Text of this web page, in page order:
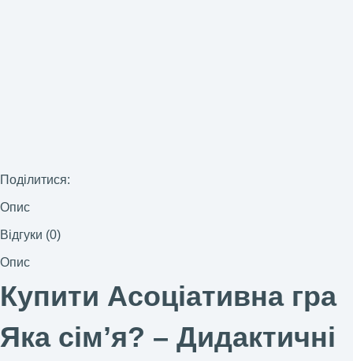
Поділитися:
Опис
Відгуки (0)
Опис
Купити Асоціативна гра
Яка сімʼя? – Дидактичні